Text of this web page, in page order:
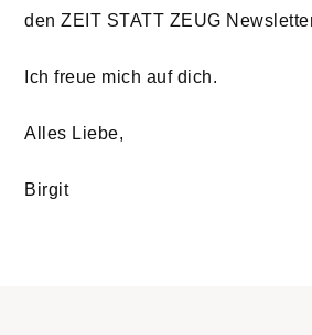
den ZEIT STATT ZEUG
Ich freue mich auf dich.
Alles Liebe,
Birgit